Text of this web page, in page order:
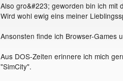
Also gro&#223; geworden bin ich mit
Wird wohl ewig eins meiner
Ansonsten finde ich Browser-Games
Aus DOS-Zeiten erinnere ich mich
"SimCity".